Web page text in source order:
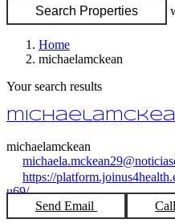
Search Properties
Home
michaelamckean
Your search results
michaelamckean
https://
u69/
Send Email
Call